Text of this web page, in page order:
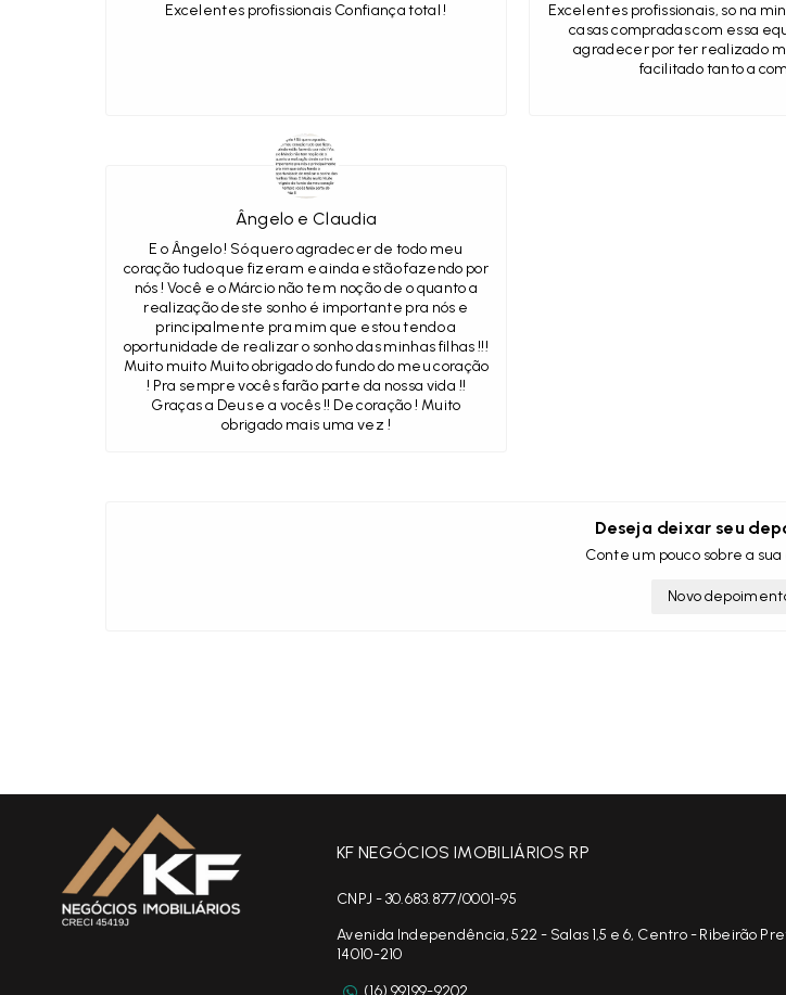
Excelentes profissionais Confiança total !
Excelentes profissionais, so na
casas compradas com essa
agradecer por ter realizado
facilitado tanto a
Ângelo e Claudia
E o Ângelo ! Só quero agradecer de todo meu
coração tudo que fizeram e ainda estão fazendo por
nós ! Você e o Márcio não tem noção de o quanto a
realização deste sonho é importante pra nós e
principalmente pra mim que estou tendo a
oportunidade de realizar o sonho das minhas filhas !!!
Muito muito Muito obrigado do fundo do meu coração
! Pra sempre vocês farão parte da nossa vida !!
Graças a Deus e a vocês !! De coração ! Muito
obrigado mais uma vez !
Deseja deixar seu
Conte um pouco sobre a
Novo
KF NEGÓCIOS IMOBILIÁRIOS RP
CNPJ - 30.683.877/0001-95
Avenida Independência, 522 - Salas 1,5 e 6, Centro - Ribeirão
14010-210
(16) 99199-9202